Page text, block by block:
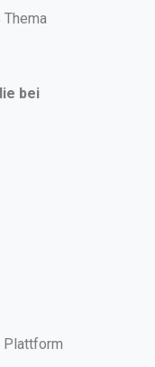
bei
Plattform